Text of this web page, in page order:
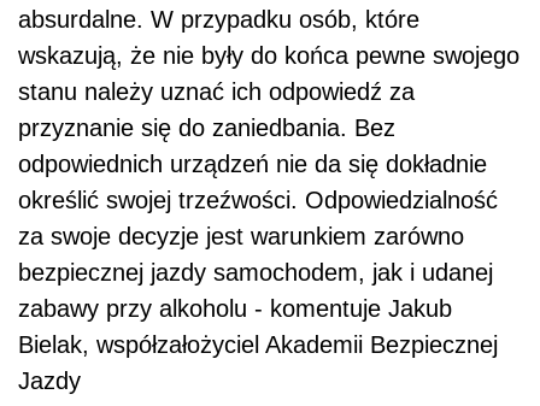
absurdalne. W przypadku osób, które
wskazują, że nie były do końca pewne swojego
stanu należy uznać ich odpowiedź za
przyznanie się do zaniedbania. Bez
odpowiednich urządzeń nie da się dokładnie
określić swojej trzeźwości. Odpowiedzialność
za swoje decyzje jest warunkiem zarówno
bezpiecznej jazdy samochodem, jak i udanej
zabawy przy alkoholu - komentuje Jakub
Bielak, współzałożyciel Akademii Bezpiecznej
Jazdy